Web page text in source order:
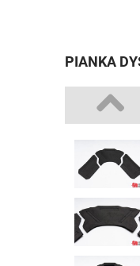
PIANKA